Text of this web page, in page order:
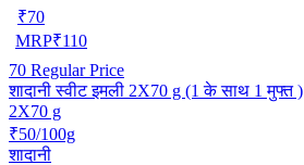
₹70
MRP₹110
70 Regular Price
शादानी स्वीट इमली 2X70 g (1 के साथ 1 मुफ्त )
2X70 g
₹50/100g
शादानी